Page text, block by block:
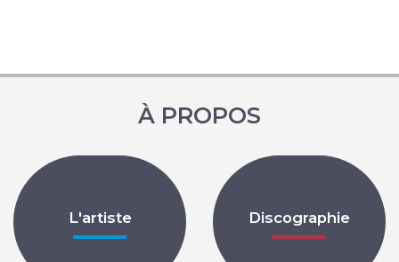
À PROPOS
L'artiste Discographie